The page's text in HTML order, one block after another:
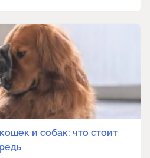
и собак: что стоит